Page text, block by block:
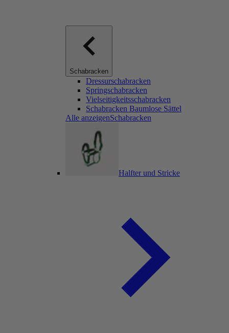
Schabracken
Dressurschabracken
Springschabracken
Vielseitigkeitsschabracken
Schabracken Baumlose Sättel
Alle anzeigenSchabracken
Halfter und Stricke